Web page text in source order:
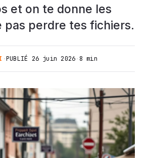
et on te donne les
pas perdre tes fichiers.
·PUBLIÉ 26 juin 2026· 8 min